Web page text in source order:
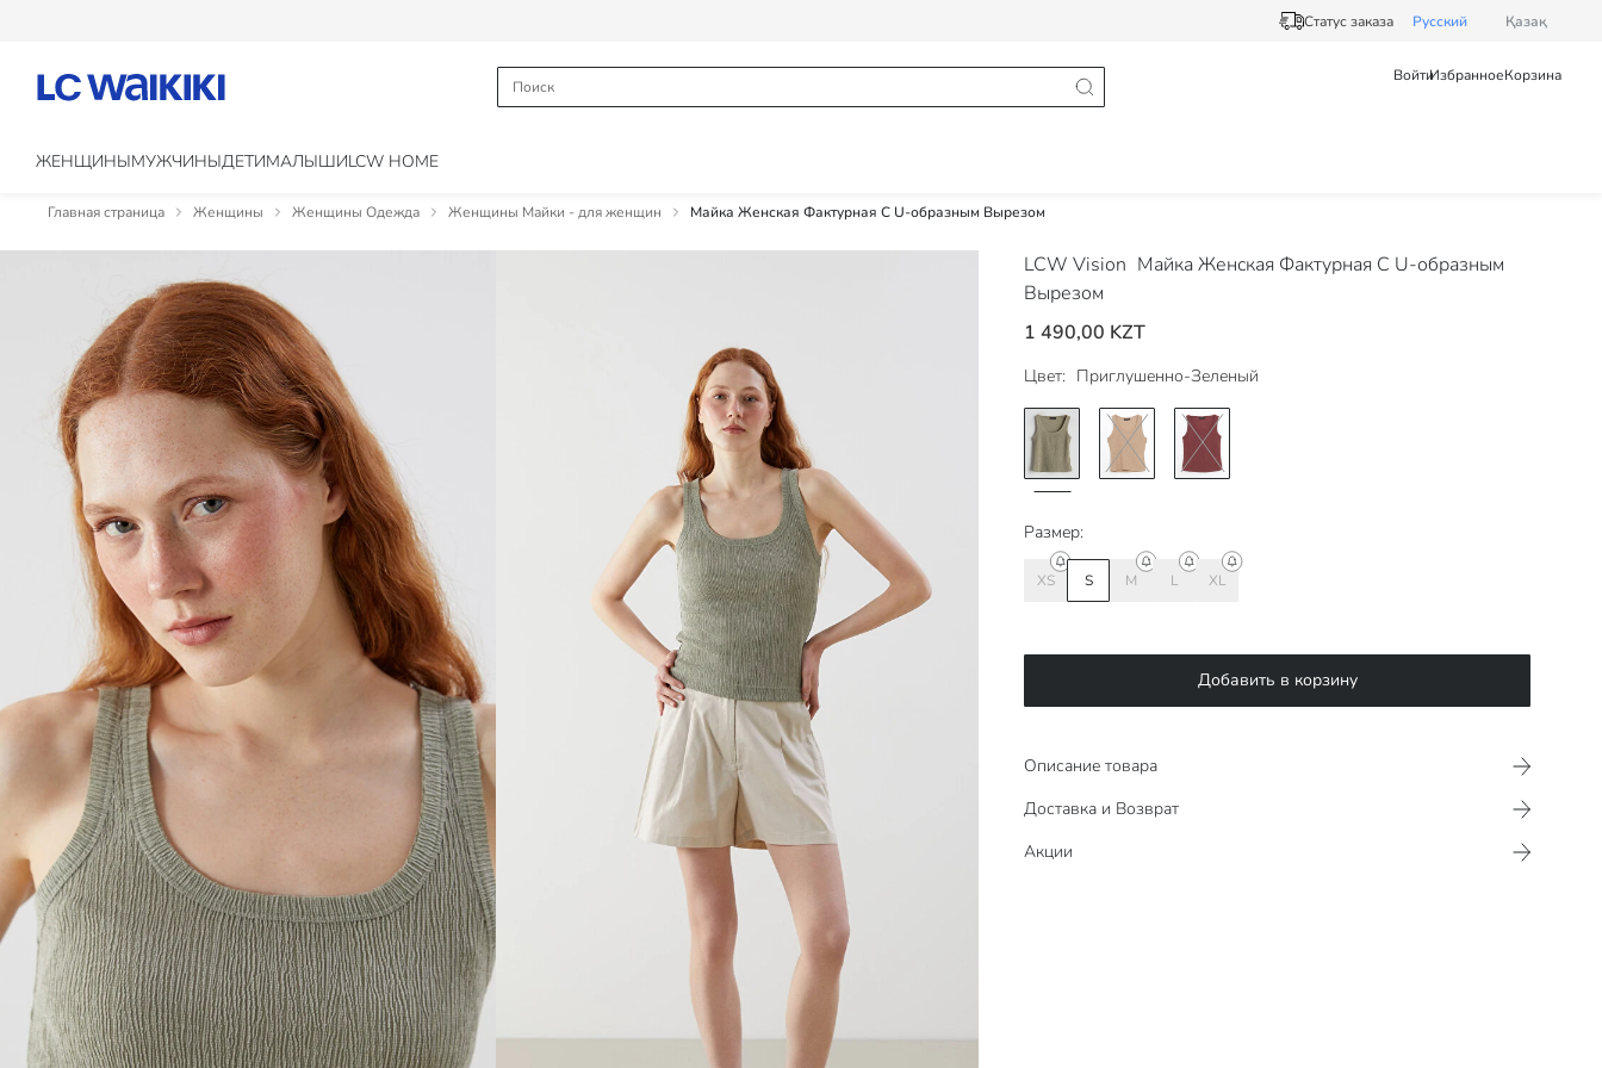
Статус заказа Pусский Қазақ
ВойтиИзбранноеКорзина
ЖЕНЩИНЫМУЖЧИНЫДЕТИМАЛЫШИLCW HOME
Главная страница Женщины Женщины Одежда Женщины Майки - для женщин Майка Женская Фактурная С U-образным Вырезом
LCW Vision Майка Женская Фактурная С U-образным
Вырезом
1 490,00 KZT
Цвет: Приглушенно-Зеленый
Размер:
XS S M L XL
Добавить в корзину
Описание товара
Доставка и Возврат
Акции